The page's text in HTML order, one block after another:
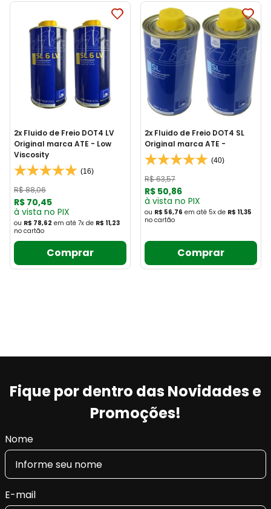
2x Fluido de Freio DOT4 LV
Original marca ATE - Low
Viscosity
(16)
R$88,06
R$ 70,45
à vista no PIX
ou R$ 78,62 em até 7x de R$ 11,23
no cartão
Comprar
2x Fluido de Freio DOT4 SL
Original marca ATE -
(40)
R$63,57
R$ 50,86
à vista no PIX
ou R$ 56,76 em até 5x de R$ 11,35
no cartão
Comprar
Fique por dentro das Novidades e
Promoções!
Nome
E-mail